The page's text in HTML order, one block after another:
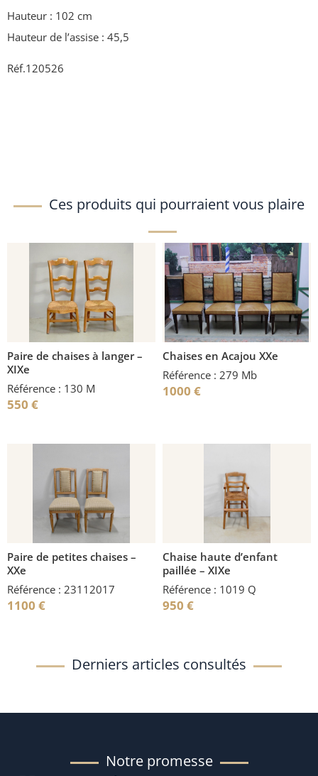
Hauteur : 102 cm
Hauteur de l’assise : 45,5
Réf.120526
Ces produits qui pourraient vous plaire
Paire de chaises à langer –
XIXe
Référence : 130 M
550 €
Chaises en Acajou XXe
Référence : 279 Mb
1000 €
Paire de petites chaises –
XXe
Référence : 23112017
1100 €
Chaise haute d’enfant
paillée – XIXe
Référence : 1019 Q
950 €
Derniers articles consultés
Notre promesse